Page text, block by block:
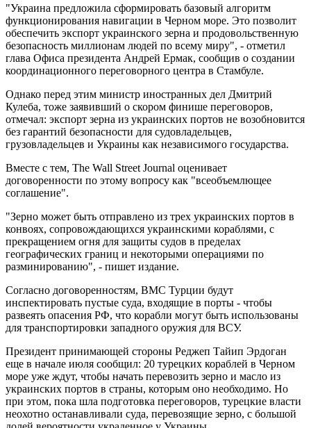
"Украина предложила сформировать базовый алгоритм
функционирования навигации в Черном море. Это позволит
обеспечить экспорт украинского зерна и продовольственную
безопасность миллионам людей по всему миру", - отметил
глава Офиса президента Андрей Ермак, сообщив о создании
координационного переговорного центра в Стамбуле.
Однако перед этим министр иностранных дел Дмитрий
Кулеба, тоже заявивший о скором финише переговоров,
отмечал: экспорт зерна из украинских портов не возобновится
без гарантий безопасности для судовладельцев,
грузовладельцев и Украины как независимого государства.
Вместе с тем, The Wall Street Journal оценивает
договоренности по этому вопросу как "всеобъемлющее
соглашение".
"Зерно может быть отправлено из трех украинских портов в
конвоях, сопровождающихся украинскими кораблями, с
прекращением огня для защиты судов в пределах
географических границ и некоторыми операциями по
разминированию", - пишет издание.
Согласно договоренностям, ВМС Турции будут
инспектировать пустые суда, входящие в порты - чтобы
развеять опасения РФ, что корабли могут быть использованы
для транспортировки западного оружия для ВСУ.
Президент принимающей стороны Реджеп Тайип Эрдоган
еще в начале июля сообщил: 20 турецких кораблей в Черном
море уже ждут, чтобы начать перевозить зерно и масло из
украинских портов в страны, которым оно необходимо. Но
при этом, пока шла подготовка переговоров, турецкие власти
неохотно останавливали суда, перевозящие зерно, с большой